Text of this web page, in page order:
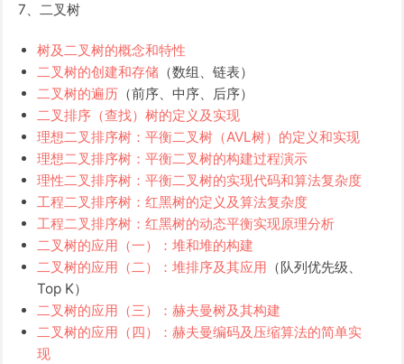
7、二叉树
树及二叉树的概念和特性
二叉树的创建和存储（数组、链表）
二叉树的遍历（前序、中序、后序）
二叉排序（查找）树的定义及实现
理想二叉排序树：平衡二叉树（AVL树）的定义和实现
理想二叉排序树：平衡二叉树的构建过程演示
理性二叉排序树：平衡二叉树的实现代码和算法复杂度
工程二叉排序树：红黑树的定义及算法复杂度
工程二叉排序树：红黑树的动态平衡实现原理分析
二叉树的应用（一）：堆和堆的构建
二叉树的应用（二）：堆排序及其应用 （队列优先级、
Top K）
二叉树的应用（三）：赫夫曼树及其构建
二叉树的应用（四）：赫夫曼编码及压缩算法的简单实
现